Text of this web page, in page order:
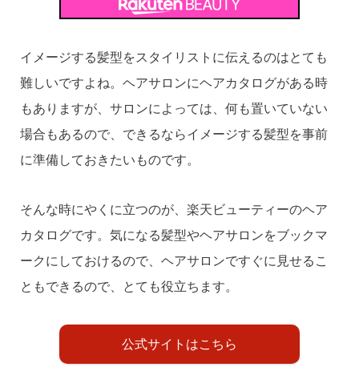
イメージする髪型をスタイリストに伝えるのはとても
難しいですよね。ヘアサロンにヘアカタログがある時
もありますが、サロンによっては、何も置いていない
場合もあるので、できるならイメージする髪型を事前
に準備しておきたいものです。
そんな時にやくに立つのが、楽天ビューティーのヘア
カタログです。気になる髪型やヘアサロンをブックマ
ークにしておけるので、ヘアサロンですぐに見せるこ
ともできるので、とても役立ちます。
公式サイトはこちら